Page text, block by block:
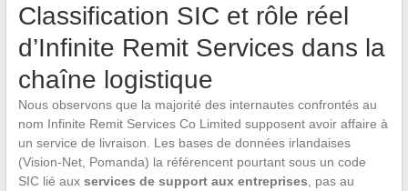
Classification SIC et rôle réel
d’Infinite Remit Services dans la
chaîne logistique
Nous observons que la majorité des internautes confrontés au
nom Infinite Remit Services Co Limited supposent avoir affaire à
un service de livraison. Les bases de données irlandaises
(Vision-Net, Pomanda) la référencent pourtant sous un code
SIC lié aux services de support aux entreprises , pas au